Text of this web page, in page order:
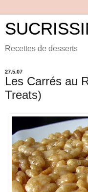
Recettes de desserts
27.5.07
Les Carrés au
Treats)